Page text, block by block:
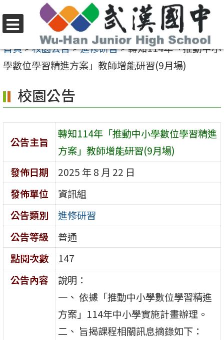
至
要
容
區
選
單
首頁>校園公告>進修研習>轉知114年「推動中小
學數位學習精進方案」教師增能研習(9月場)
校園公告
公告主旨
轉知114年「推動中小學數位學習精進
方案」教師增能研習(9月場)
發佈日期
2025 年 8 月 22 日
發佈單位
資訊組
公告類別
進修研習
公告等級
普通
點閱次數
147
公告內容
說明：
一、 依據「推動中小學數位學習精進
方案」114年中小學實施計畫辦理。
二、 旨揭課程相關訊息摘錄如下：